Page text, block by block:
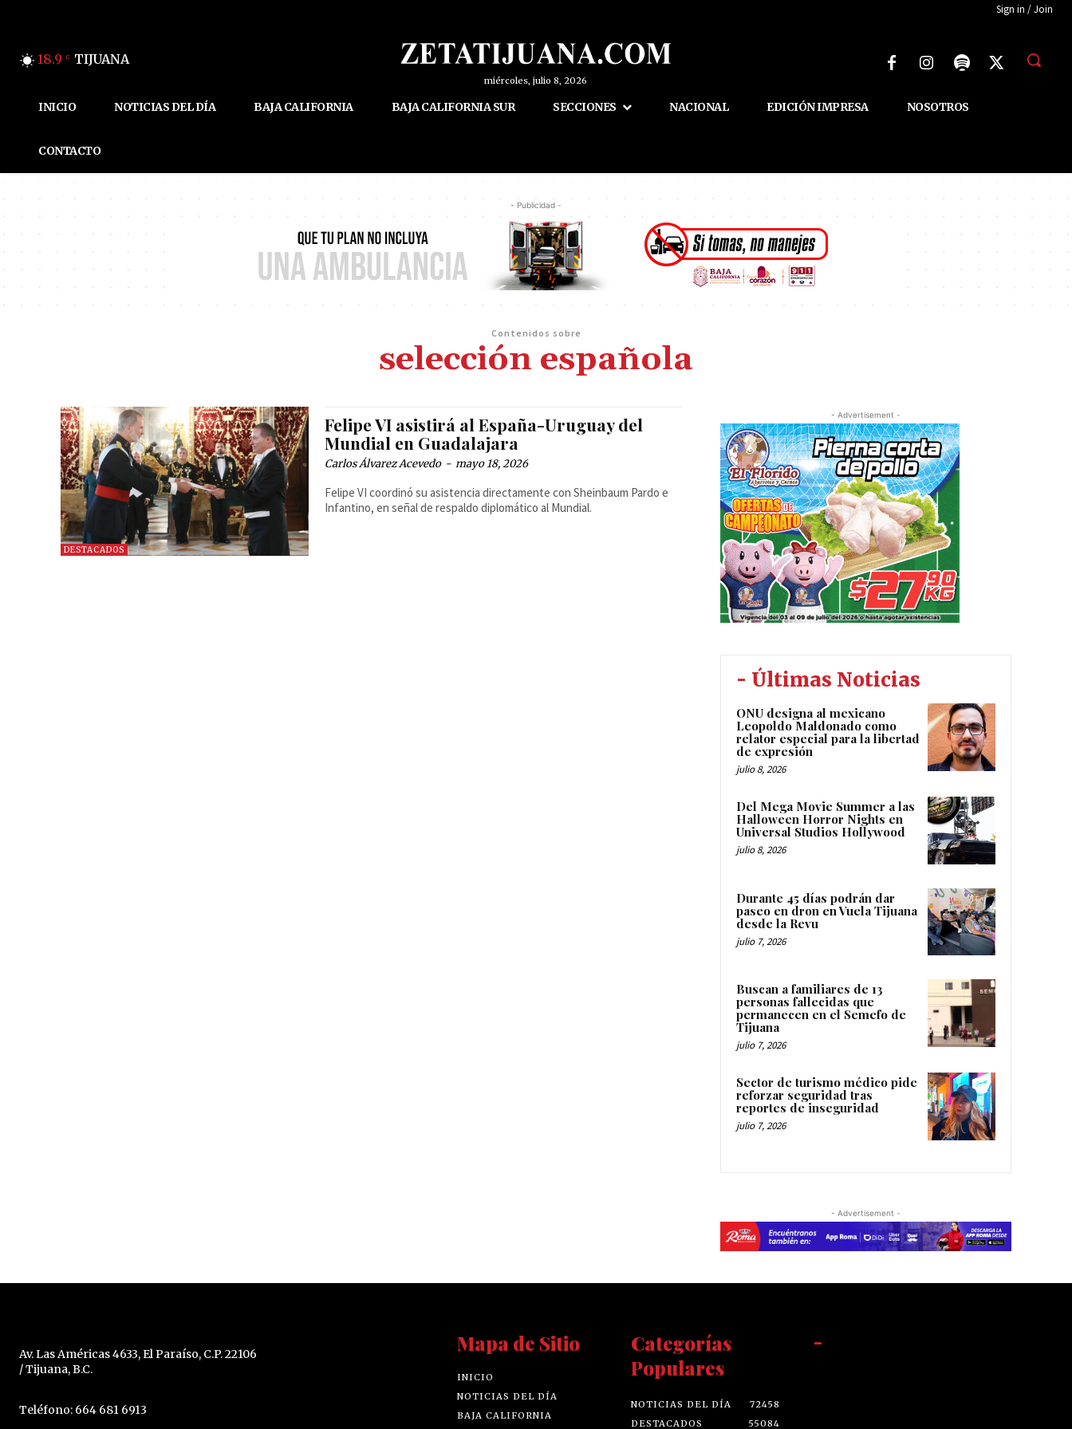
Sign in / Join
18.9 C TIJUANA
miércoles, julio 8, 2026
INICIO NOTICIAS DEL DÍA BAJA CALIFORNIA BAJA CALIFORNIA SUR SECCIONES NACIONAL EDICIÓN IMPRESA NOSOTROS
CONTACTO
- Publicidad -
Contenidos sobre
selección española
DESTACADOS
Felipe VI asistirá al España-Uruguay del
Mundial en Guadalajara
Carlos Álvarez Acevedo - mayo 18, 2026
Felipe VI coordinó su asistencia directamente con Sheinbaum Pardo e
Infantino, en señal de respaldo diplomático al Mundial.
- Advertisement -
- Últimas Noticias
ONU designa al mexicano
Leopoldo Maldonado como
relator especial para la libertad
de expresión
julio 8, 2026
Del Mega Movie Summer a las
Halloween Horror Nights en
Universal Studios Hollywood
julio 8, 2026
Durante 45 días podrán dar
paseo en dron en Vuela Tijuana
desde la Revu
julio 7, 2026
Buscan a familiares de 13
personas fallecidas que
permanecen en el Semefo de
Tijuana
julio 7, 2026
Sector de turismo médico pide
reforzar seguridad tras
reportes de inseguridad
julio 7, 2026
- Advertisement -
Av. Las Américas 4633, El Paraíso, C.P. 22106
/ Tijuana, B.C.
Teléfono: 664 681 6913
Mapa de Sitio
INICIO
NOTICIAS DEL DÍA
BAJA CALIFORNIA
Categorías
Populares
NOTICIAS DEL DÍA
72458
DESTACADOS
55084
-